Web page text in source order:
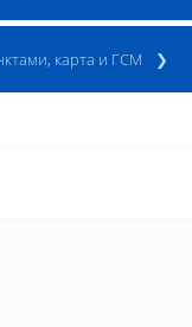
ЛИНИИкарта и ГСМ